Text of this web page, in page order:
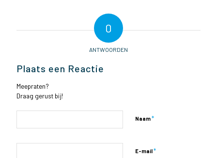
0
ANTWOORDEN
Plaats een Reactie
Meepraten?
Draag gerust bij!
Naam*
E-mail*